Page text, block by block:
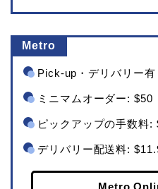
Metro
Pick-up・デリバリー有
ミニマムオーダー: $50
ピックアップの手数料:
デリバリー配送料:
Metro